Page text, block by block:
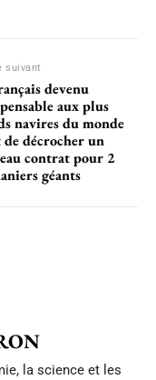
suivant
devenu
aux plus
navires du monde
décrocher un
contrat pour 2
géants
la science et les